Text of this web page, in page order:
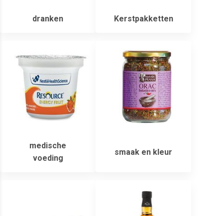
dranken Kerstpakketten
medische
voeding
smaak en kleur